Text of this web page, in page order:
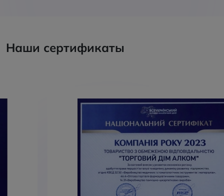
Наши сертификаты